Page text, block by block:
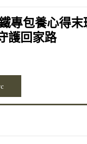
專包養心得末
護回家路